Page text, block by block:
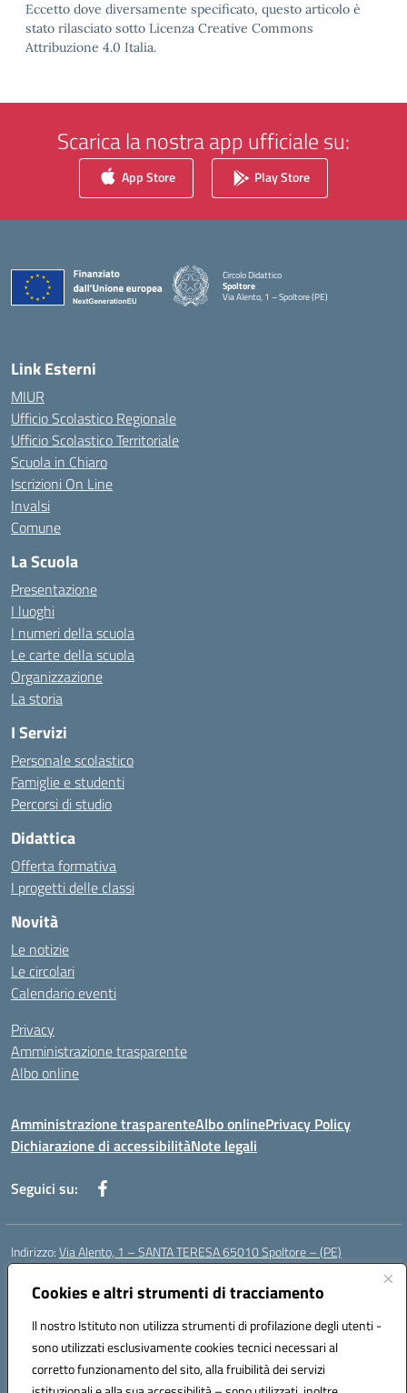
Cookies e altri strumenti di tracciamento
Il nostro Istituto non utilizza strumenti di profilazione degli utenti -
sono utilizzati esclusivamente cookies tecnici necessari al
corretto funzionamento del sito, alla fruibilità dei servizi
Eccetto dove diversamente specificato, questo articolo è
stato rilasciato sotto Licenza Creative Commons
Attribuzione 4.0 Italia.
Scarica la nostra app ufficiale su:
App Store Play Store
Circolo Didattico
Spoltore
Via Alento, 1 – Spoltore (PE)
— Visita la pagina iniziale della scuola
Link Esterni
MIUR
Ufficio Scolastico Regionale
Ufficio Scolastico Territoriale
Scuola in Chiaro
Iscrizioni On Line
Invalsi
Comune
La Scuola
Presentazione
I luoghi
I numeri della scuola
Le carte della scuola
Organizzazione
La storia
I Servizi
Personale scolastico
Famiglie e studenti
Percorsi di studio
Didattica
Offerta formativa
I progetti delle classi
Novità
Le notizie
Le circolari
Calendario eventi
Privacy
Amministrazione trasparente
Albo online
Amministrazione trasparenteAlbo onlinePrivacy Policy
Dichiarazione di accessibilitàNote legali
Seguici su:
Indirizzo:Via Alento, 1 – SANTA TERESA 65010 Spoltore – (PE)
Centralino:
Posta elettronica certificata (PEC):peee052003@pec.istruzione.it
Codice fiscale: 80006490686
Codice meccanografico:peee052003
Codice Indice delle Pubbliche Amministrazioni (IPA): istsc_peee052003
Codice unico di fatturazione (CUF): UF01MF